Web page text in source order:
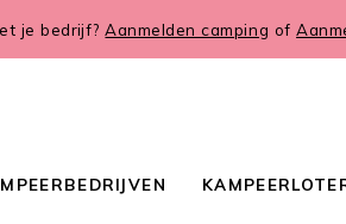
je bedrijf?Aanmelden camping of